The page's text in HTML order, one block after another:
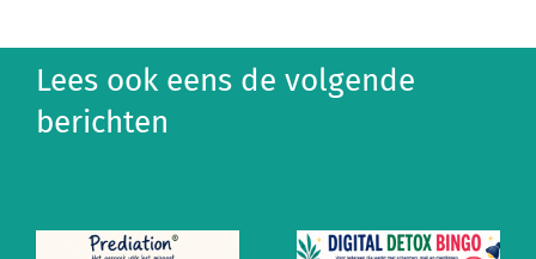
Lees ook eens de volgende
berichten